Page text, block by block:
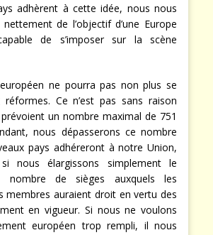
adhèrent à cette idée, nous nous
de l’objectif d’une Europe
de s’imposer sur la scène
ne pourra pas non plus se
Ce n’est pas sans raison
un nombre maximal de 751
nous dépasserons ce nombre
pays adhéreront à notre Union,
nous élargissons simplement le
nombre de sièges auxquels les
membres auraient droit en vertu des
en vigueur. Si nous ne voulons
européen trop rempli, il nous